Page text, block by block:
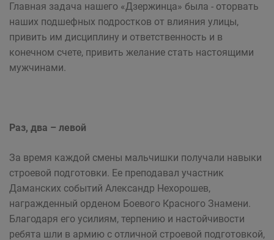
Главная задача нашего «Дзержинца» была - оторвать
наших подшефных подростков от влияния улицы,
привить им дисциплину и ответственность и в
конечном счете, привить желание стать настоящими
муж­чинами.
Раз, два – левой
За время каждой смены мальчишки получали навыки
строевой подготовки. Ее преподавал участник
Даманских событий Александр Нехорошев,
награжденный орденом Боевого Красного Знамени.
Благодаря его усилиям, терпению и настойчивости
ребята шли в армию с отличной строевой подготовкой,